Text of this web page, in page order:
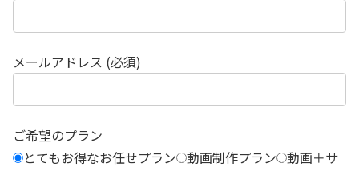
メールアドレス (必須)
ご希望のプラン
とてもお得なお任せプラン 動画制作プラン 動画＋サ